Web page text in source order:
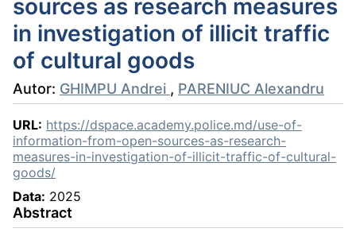
sources as research measures
in investigation of illicit traffic
of cultural goods
Autor: GHIMPU Andrei , PARENIUC Alexandru
URL: https://dspace.academy.police.md/use-of-
information-from-open-sources-as-research-
measures-in-investigation-of-illicit-traffic-of-cultural-
goods/
Data: 2025
Abstract